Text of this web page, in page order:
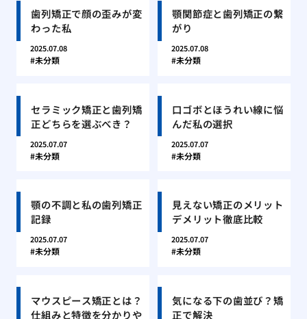
歯列矯正で顔の歪みが変
わった私
2025.07.08
未分類
顎関節症と歯列矯正の繋
がり
2025.07.08
未分類
セラミック矯正と歯列矯
正どちらを選ぶべき？
2025.07.07
未分類
口ゴボとほうれい線に悩
んだ私の選択
2025.07.07
未分類
顎の不調と私の歯列矯正
記録
2025.07.07
未分類
見えない矯正のメリット
デメリット徹底比較
2025.07.07
未分類
マウスピース矯正とは？
仕組みと特徴を分かりや
気になる下の歯並び？矯
正で解決